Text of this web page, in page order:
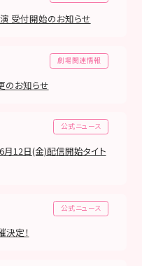
受付開始のお知らせ
劇場関連情報
のお知らせ
公式ニュース
月12日(金)配信開始タイト
公式ニュース
決定！